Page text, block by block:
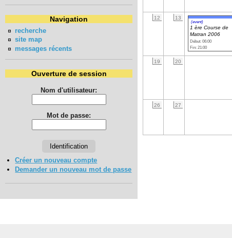
Navigation
recherche
site map
messages récents
Ouverture de session
Nom d'utilisateur:
Mot de passe:
Créer un nouveau compte
Demander un nouveau mot de passe
12 13
(event)
1 ère Course de
Matran 2006
Début: 06:00
Fin: 21:00
19 20
26 27